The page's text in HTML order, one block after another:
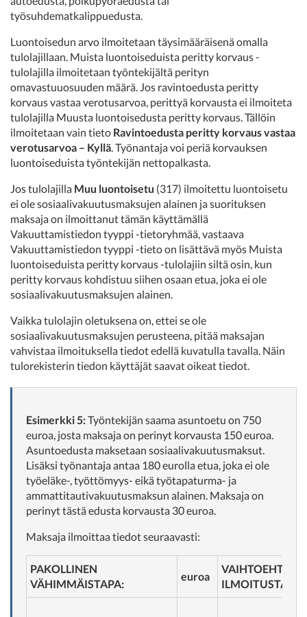
työsuhdematkalippuedusta.
Luontoisedun arvo ilmoitetaan täysimääräisenä omalla
tulolajillaan. Muista luontoiseduista peritty korvaus -
tulolajilla ilmoitetaan työntekijältä perityn
omavastuuosuuden määrä. Jos ravintoedusta peritty
korvaus vastaa verotusarvoa, perittyä korvausta ei ilmoiteta
tulolajilla Muusta luontoisedusta peritty korvaus. Tällöin
ilmoitetaan vain tieto Ravintoedusta peritty korvaus vastaa
verotusarvoa – Kyllä. Työnantaja voi periä korvauksen
luontoiseduista työntekijän nettopalkasta.
Jos tulolajilla Muu luontoisetu (317) ilmoitettu luontoisetu
ei ole sosiaalivakuutusmaksujen alainen ja suorituksen
maksaja on ilmoittanut tämän käyttämällä
Vakuuttamistiedon tyyppi -tietoryhmää, vastaava
Vakuuttamistiedon tyyppi -tieto on lisättävä myös Muista
luontoiseduista peritty korvaus -tulolajiin siltä osin, kun
peritty korvaus kohdistuu siihen osaan etua, joka ei ole
sosiaalivakuutusmaksujen alainen.
Vaikka tulolajin oletuksena on, ettei se ole
sosiaalivakuutusmaksujen perusteena, pitää maksajan
vahvistaa ilmoituksella tiedot edellä kuvatulla tavalla. Näin
tulorekisterin tiedon käyttäjät saavat oikeat tiedot.
Esimerkki 5:Työntekijän saama asuntoetu on 750
euroa, josta maksaja on perinyt korvausta 150 euroa.
Asuntoedusta maksetaan sosiaalivakuutusmaksut.
Lisäksi työnantaja antaa 180 eurolla etua, joka ei ole
työeläke-, työttömyys- eikä työtapaturma- ja
ammattitautivakuutusmaksun alainen. Maksaja on
perinyt tästä edusta korvausta 30 euroa.
Maksaja ilmoittaa tiedot seuraavasti:
PAKOLLINEN
VÄHIMMÄISTAPA:
euroa
ILMOITUSTAPA: